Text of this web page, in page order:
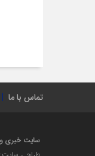
تماس با ما
سایت خبری و